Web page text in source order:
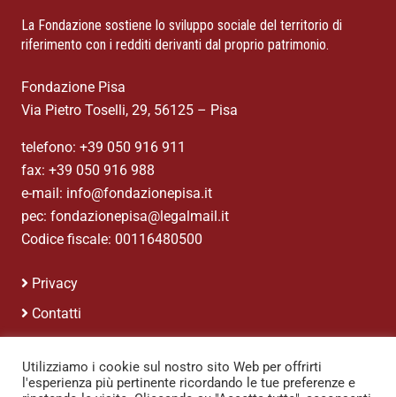
La Fondazione sostiene lo sviluppo sociale del territorio di
riferimento con i redditi derivanti dal proprio patrimonio.
Fondazione Pisa
Via Pietro Toselli, 29, 56125 – Pisa
telefono: +39 050 916 911
fax: +39 050 916 988
e-mail: info@fondazionepisa.it
pec: fondazionepisa@legalmail.it
Codice fiscale: 00116480500
Privacy
Contatti
Utilizziamo i cookie sul nostro sito Web per offrirti
l'esperienza più pertinente ricordando le tue preferenze e